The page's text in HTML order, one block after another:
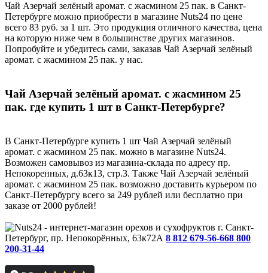
Чай Азерчай зелёный аромат. с жасмином 25 пак. в Санкт-
Петербурге можно приобрести в магазине Nuts24 по цене
всего 83 руб. за 1 шт. Это продукция отличного качества, цена
на которую ниже чем в большинстве других магазинов.
Попробуйте и убедитесь сами, заказав Чай Азерчай зелёный
аромат. с жасмином 25 пак. у нас.
Чай Азерчай зелёный аромат. с жасмином 25
пак. где купить 1 шт в Санкт-Петербурге?
В Санкт-Петербурге купить 1 шт Чай Азерчай зелёный
аромат. с жасмином 25 пак. можно в магазине Nuts24.
Возможен самовывоз из магазина-склада по адресу пр.
Непокоренных, д.63к13, стр.3. Также Чай Азерчай зелёный
аромат. с жасмином 25 пак. возможно доставить курьером по
Санкт-Петербургу всего за 249 рублей или бесплатно при
заказе от 2000 рублей!
г. Санкт-
Петербург, пр. Непокорённых, 63к72А 8 812 679-56-668 800
200-31-44